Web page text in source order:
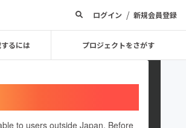
ログイン / 新規会員登録
るには プロジェクトをさがす
to users outside Japan. Before